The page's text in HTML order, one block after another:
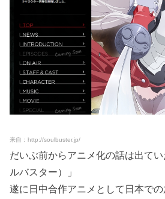
来自：http://soulbuster.jp/
だいぶ前からアニメ化の話は出て
ルバスター）」
遂に日中合作アニメとして日本で